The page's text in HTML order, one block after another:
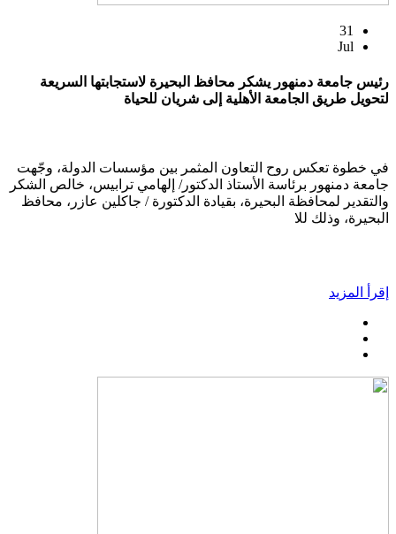
31
Jul
رئيس جامعة دمنهور يشكر محافظ البحيرة لاستجابتها السريعة
لتحويل طريق الجامعة الأهلية إلى شريان للحياة
في خطوة تعكس روح التعاون المثمر بين مؤسسات الدولة، وجّهت
جامعة دمنهور برئاسة الأستاذ الدكتور/ إلهامي ترابيس، خالص الشكر
والتقدير لمحافظة البحيرة، بقيادة الدكتورة / جاكلين عازر، محافظ
البحيرة، وذلك للا
إقرأ المزيد